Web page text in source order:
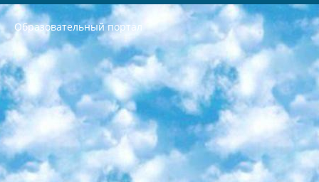
Образовательный портал
РЕСПУБЛИКА УЗБЕКИСТАН МИНИСТРЕРСТВО ДОШКОЛЬНОГО И ШКОЛЬНОГО ОБРАЗОВАНИЯ КОМАНДА в общеобразовательных учреждениях в 2023-2024 учебном году организация и проведение итоговой государственной аттестации обучающихся о Министра дошкольного и школьного образования Республики Узбекистан от 4 марта 2008 года (постановлением Минюста от 20 марта 2008 года № 1778 государственной регистрации) «Итоговое состояние учащихся общего среднего образования на основании положения об утверждении положения об аттестации общего среднего образования выпускной экзамен студентов в образовательных учреждениях в 2023-2024 учебном году В целях организации и прохождения аттестации приказываю: 1. Следующее: перечень предметов, по которым будет проводиться итоговая государственная аттестация и экзамен формы перевода согласно приложению 1; сертификаты международного образца, оценивающие уровень владения иностранными языками перечень согласно приложению 2; 2. Педагогический при специализированных образовательных учреждениях. научно-практический центр квалификации и международной оценки (Д.Давидова) 2024 г. До 25 марта: задания по предметам, по которым будет проводиться итоговая аттестация разработка и утверждение технических условий; итоговая аттестация на основании разработанного предметного задания разработка вопросов по предметам (устно и письменно), экзамен передача; общеобразовательные средние школы и специальные учебные заведения учащиеся выпускных классов школ и интернатов в агентской системе подготовка базы данных экзаменационных материалов и критериев оценки; перевод базы экзаменационных материалов на все языки обучения подать в Республиканский образовательный центр для изготовления; варианты экзаменов на основе разработанных контрольных материалов пусть будут поставлены задачи формирования. 3. Республиканский образовательный центр (Ш.Худайкулов) до 5 апреля 2024 года. до: база данных предоставленных экзаменационных материалов на все языки обучения перевод и экспертиза; для слепых, слабовидящих, глухих, слабослышащих и умственно отсталых детей учащиеся выпускных классов специализированных школ и школ-интернатов база данных экзаменационных материалов на всех преподаваемых языках подготовка критериев оценки; специализированные школы для умственно отсталых детей и технологии для учащихся выпускных классов школ-интернатов разработка соответствующих рекомендаций и критериев проведения ЕГЭ по естествознанию давать задания. 4. Педагогический при специализированных образовательных учреждениях. Научно-практический центр навыков и международной оценки (Д.Давидова), Республика образовательный центр (Худайкулов Ш.) итоговый государственный аттестационный экзамен ориентирован на творческое и логическое мышление при подготовке базы материалов учитывать введение заданий. 5. Следует отметить, что: сертификат государственного образца о знании общеобразовательного предмета и как минимум национальный уровень B1 по предметам на иностранных языках, указанным в Приложении 2. или международно признанный сертификат эквивалентного уровня студенты, изучающие определенный предмет, освобождаются от экзамена; по соответствующим предметам запланирована итоговая государственная аттестация за день до дня, путем жеребьевки Рабочей группой (в письменной форме по предметам, проводимым в форме) из числа сформированных вариантов выбрано 2 варианта; 2 выбранных варианта экзамена анонсированы на официальном сайте министерства и все выпускники по всей стране на основе этих вариантов проводит итоговую государственную аттестацию. 6. Государственное образование учащихся средних общеобразовательных учреждений. знания в соответствии с квалификационными требованиями, которые необходимо приобрести на основании стандартов итоговый (выпускной) контроль для 9 и 11 классов в целях тестирования Экзамены (далее – экзамены) состоят из предметов, перечисленных в приложении 1. будет сделано. 7. Экзамены пройдут с 26 мая по 15 июня 2024 г. (кроме науки физического воспитания). 8. Физическая для учащихся 9 классов общесредних образовательных учреждений. Экзамены по предмету «Образование, квалификация медицина» 1-6 мая 2024 года. сотрудники перевести под присмотр (с отклонениями в физическом или умственном развитии) специализированная школа для детей, школы-интернаты и со сколиозом школы-интернаты санаторного типа для больных детей исключены). 9. Он был слепым, слабовидящим и имел нарушения опорно-двигательного аппарата. экзамены в специализированных школах и интернатах для детей должны проводиться исходя из требований, предъявляемых к общеобразовательным учреждениям (физкультура кроме науки). 10. Специализированная школа для глухих и слабослышащих детей. и экзамены в интернатах и быть реализован в виде письменного теста по математике. 11. Специальность для умственно отсталых детей. Для 9 класса Родной язык и литературное письмо Государственный язык (язык обучения – узбекский). для неклассов) написано Математическое письмо Письменная/устная история Узбекистана Физическое воспитание практично Итоговый контроль Для 11 класса Написание родного языка и литературы (эссе) Математическое письмо Узбекский язык (обучение на узбекском языке) не посещающее общее среднее образование для учреждений)/Образовательное учреждение выбор письменный и устный Иностранный язык письменный/устный Письменная/устная история Узбекистана *По выбору студента:  Химия  Физика  Основы государственного права  География 10 бесплатных образовательных ресурсов - Мы составили подборку онлайн-проектов с интерактивными упражнениями, видеолекциями и статьями. Они помогут вам обрести новые и освежить старые знания бесплатно. 1. «ИНТУИТ» Старейшая образовательная площадка Рунета. Здесь вы найдёте сотни текстовых и видеокурсов на десятки различных тем — от программирования до психологии. Многие курсы подготовлены российскими университетами и крупными международными компаниями вроде Intel и Microsoft. Самостоятельное обучение бесплатное, но желающие могут оплатить услуги персональных наставников. 2. «Смартия» знакомит с актуальными профессиями и подсказывает, как им обучаться. Выбрав заинтересовавшую вас специальность — SMM-специалист, фотограф, веб-дизайнер или другую, — увидите список необходимых для неё умений. Чтобы вы могли освоить их самостоятельно, для каждого умения площадка отображает подборку ссылок на учебные материалы. Хотя «Смартия» ориентируется на русскоязычную аудиторию, часть контента всё же доступна только на английском. 3. «Лекторий Физтеха» Проект Московского физико-технического института (Физтеха). С его помощью вы можете смотреть онлайн серии лекций, записанные на видео в этом вузе. В числе доступных предметов — физика, биология, химия, информационные технологии и другие. К некоторым лекциям администрация ресурса прилагает готовые конспекты, которые можно скачивать в PDF-формате. 4. ITMOcourses Онлайн-площадка Санкт-Петербургского национального исследовательского университета информационных технологий, механики и оптики (ИТМО). Ресурс предоставляет свободный доступ к курсам, разработанным в этом вузе. Каталог материалов разбит на четыре категории: «Оптические системы и технологии», «Приборостроение и робототехника», «Информационные технологии» и «Биотехнологии». Курсы состоят из видеолекций, интерактивных демонстраций и заданий. 5. «КиберЛенинка» Электронная научная библиотека открытого доступа. Каталог площадки регулярно обрастает текстами статей из различных научных изданий. Сгруппированные по журналам и рубрикам публикации можно читать онлайн или скачивать целиком в PDF-формате. Проект нацелен на популяризацию науки за счёт открытого доступа к качественной информации. 6. «ПостНаука» На этом ресурсе публикуют подборки видеолекций, составленные экспертами из разных отраслей и объединённые общими темами. Среди них, к примеру, есть серии «Биоинформатика и геномика», «Культура средневековой Скандинавии» и Cinema Studies о теории кино. Каждая подборка лекций — логически связанная история, рассказанная экспертом от первого лица. Кроме того, на сайте появляются научно-образовательные статьи и тесты на разные темы. 7. «Newочём» Команда проекта «Newочём» отбирает самые интересные тексты из англоязычных СМИ и переводит те из них, за которые голосуют участники сообщества «ВКонтакте». По большей части это научно-популярные статьи. Редакторы придумывают лишь заголовки, в остальном содержание переводов соответствует оригиналам. Полные тексты можно читать прямо в социальной сети. 8. InternetUrok Онлайн-база материалов по основным дисциплинам школьной программы. Информация на сайте структурирована по классам, предметам и темам (урокам). Каждый урок состоит из видеолекций и конспектов. Есть также интерактивные тренажёры и тесты для закрепления пройденного материала. Даже если вы давно окончили школу, возможность повторить программу старших классов всегда может пригодиться. 9. Edutainme Ещё один ресурс об образовании. В отличие от Newtonew, как мне кажется, Edutainme больше ориентируется на представителей индустрии: педагогов, предпринимателей, разработчиков образовательных проектов. Но и любой, кто просто стремится к саморазвитию, найдёт на сайте много полезного и интересного для себя. Например, информацию о новых курсах и образовательных сервисах. 10. Newtonew Онлайн-медиа об образовании и обучении в широком смысле. Авторы Newtonew пишут об инструментах, заведениях, тактиках и стратегиях, которые помогают учить других и получать новые знания самостоятельно. На этой площадке вы найдёте новости, обзоры, аналитические мат